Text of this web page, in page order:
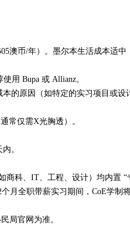
澳币/年）。墨尔本生活成本适中
用 Bupa 或 Allianz。
本的原因（如特定的实习项目或设
常仅需X光胸透）。
。
商科、IT、工程、设计）均内置 “
个月全职带薪实习期间，CoE学制
局官网为准。